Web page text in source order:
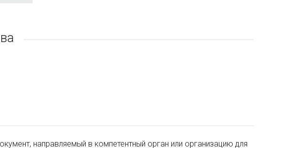
направляемый в компетентный орган или организацию для